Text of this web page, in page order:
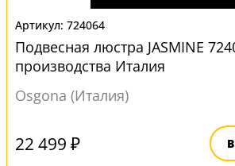
724064
Подвесная люстра JASMINE
производства Италия
Osgona (Италия)
22 499 ₽